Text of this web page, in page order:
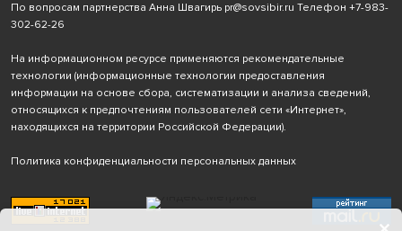
По вопросам партнерства Анна Швагирь pr@sovsibir.ru Телефон +7-983-
302-62-26
На информационном ресурсе применяются рекомендательные
технологии (информационные технологии предоставления
информации на основе сбора, систематизации и анализа сведений,
относящихся к предпочтениям пользователей сети «Интернет»,
находящихся на территории Российской Федерации).
Политика конфиденциальности персональных данных